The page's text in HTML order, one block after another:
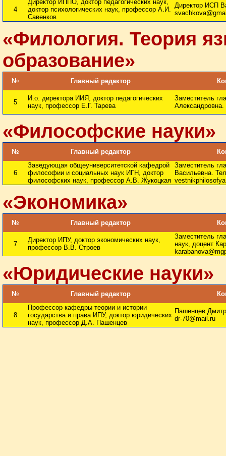
4
Директор ИППО, доктор педагогических наук,
доктор психологических наук, профессор А.И.
Савенков
Директор ИСП
«Филология. Теория
образование»
№ Главный редактор
5
И.о. директора ИИЯ, доктор педагогических
наук, профессор Е.Г. Тарева
Заместитель
«Философские науки»
№ Главный редактор
6
Заведующая общеуниверситетской кафедрой
философии и социальных наук ИГН, доктор
философских наук, профессор А.В. Жукоцкая
Заместитель
Васильевна.
«Экономика»
№ Главный редактор
7
Директор ИПУ, доктор экономических наук,
профессор В.В. Строев
Заместитель
наук, доцент
«Юридические науки»
№ Главный редактор
8
Профессор кафедры теории и истории
государства и права ИПУ, доктор юридических
наук, профессор Д.А. Пашенцев
Пашенцев
dr-70@mail.ru